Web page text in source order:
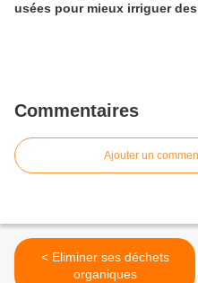
usées pour mieux irriguer
Commentaires
Ajouter un
< Eliminer ses déchets
organiques